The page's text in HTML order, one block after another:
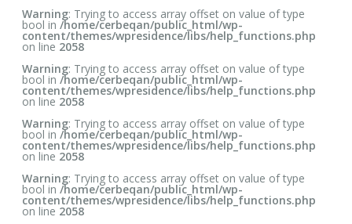
Warning: Trying to access array offset on value of type
bool in /home/cerbeqan/public_html/wp-
content/themes/wpresidence/libs/help_functions.php
on line 2058
Warning: Trying to access array offset on value of type
bool in /home/cerbeqan/public_html/wp-
content/themes/wpresidence/libs/help_functions.php
on line 2058
Warning: Trying to access array offset on value of type
bool in /home/cerbeqan/public_html/wp-
content/themes/wpresidence/libs/help_functions.php
on line 2058
Warning: Trying to access array offset on value of type
bool in /home/cerbeqan/public_html/wp-
content/themes/wpresidence/libs/help_functions.php
on line 2058